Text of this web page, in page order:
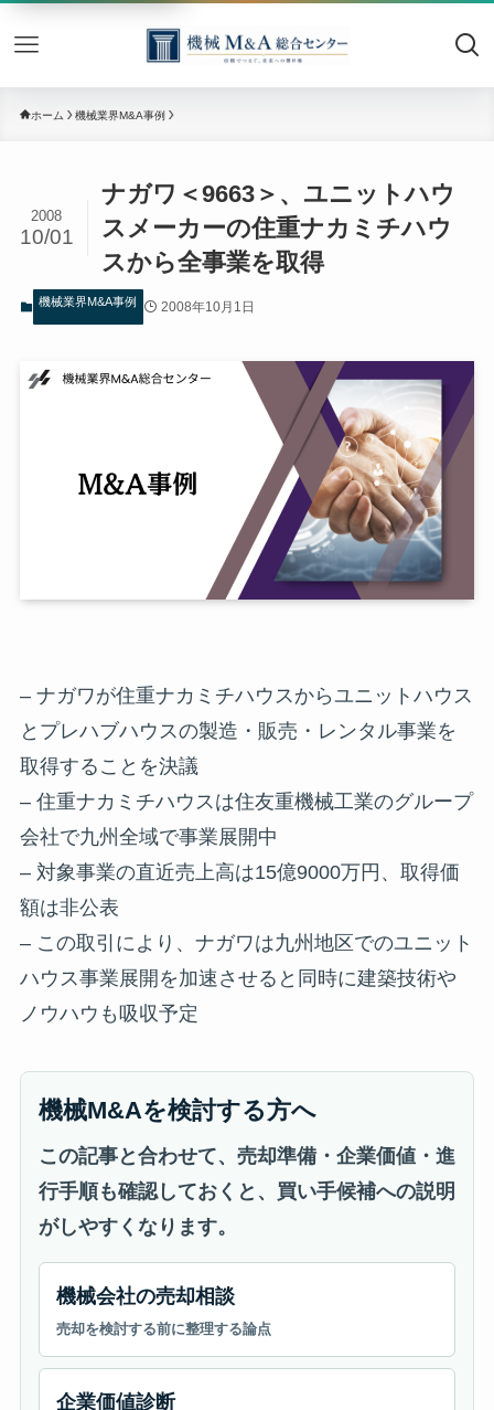
機械
ホーム 機械業界M&A事例
ナガワ＜9663＞、ユニットハウ
スメーカーの住重ナカミチハウ
スから全事業を取得
2008
10/01
機械業界M&A事例 2008年10月1日
– ナガワが住重ナカミチハウスからユニットハウス
とプレハブハウスの製造・販売・レンタル事業を
取得することを決議
– 住重ナカミチハウスは住友重機械工業のグループ
会社で九州全域で事業展開中
– 対象事業の直近売上高は15億9000万円、取得価
額は非公表
– この取引により、ナガワは九州地区でのユニット
ハウス事業展開を加速させると同時に建築技術や
ノウハウも吸収予定
機械M&Aを検討する方へ
この記事と合わせて、売却準備・企業価値・進
行手順も確認しておくと、買い手候補への説明
がしやすくなります。
機械会社の売却相談
売却を検討する前に整理する論点
企業価値診断